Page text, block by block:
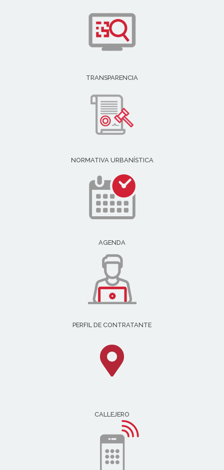
TRANSPARENCIA
NORMATIVA URBANÍSTICA
AGENDA
PERFIL DE CONTRATANTE
CALLEJERO